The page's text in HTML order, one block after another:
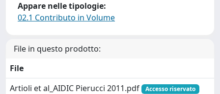
Appare nelle tipologie:
02.1 Contributo in Volume
File in questo prodotto:
File
Artioli et al_AIDIC Pierucci 2011.pdf
Accesso riservato